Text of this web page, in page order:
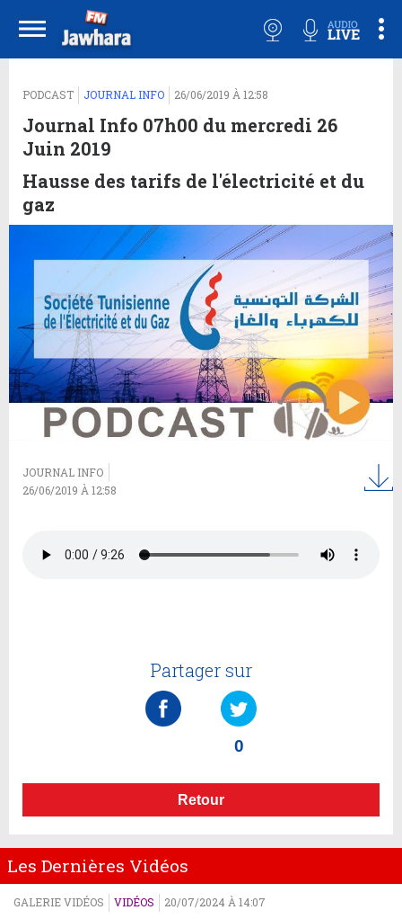
PODCAST JOURNAL INFO 26/06/2019 À 12:58
Journal Info 07h00 du mercredi 26
Juin 2019
Hausse des tarifs de l'électricité et du
gaz
JOURNAL INFO
26/06/2019 À 12:58
Partager sur
0
Retour
Les Dernières Vidéos
GALERIE VIDÉOS VIDÉOS 20/07/2024 À 14:07